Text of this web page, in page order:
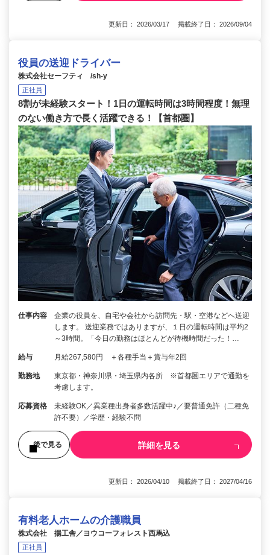
更新日： 2026/03/17 掲載終了日： 2026/09/04
役員の送迎ドライバー
株式会社セーフティ /sh-y
正社員
8割が未経験スタート！1日の運転時間は3時間程度！無理
のない働き方で長く活躍できる！【首都圏】
仕事内容
企業の役員を、自宅や会社から訪問先・駅・空港などへ送迎
します。 送迎業務ではありますが、１日の運転時間は平均2
～3時間。「今日の勤務はほとんどが待機時間だった！…
給与 月給267,580円 ＋各種手当＋賞与年2回
勤務地
東京都・神奈川県・埼玉県内各所 ※首都圏エリアで通勤を
考慮します。
応募資格
未経験OK／異業種出身者多数活躍中♪／要普通免許（二種免
許不要）／学歴・経験不問
後で見る 詳細を見る
更新日： 2026/04/10 掲載終了日： 2027/04/16
有料老人ホームの介護職員
株式会社 揚工舎／ヨウコーフォレスト西馬込
正社員